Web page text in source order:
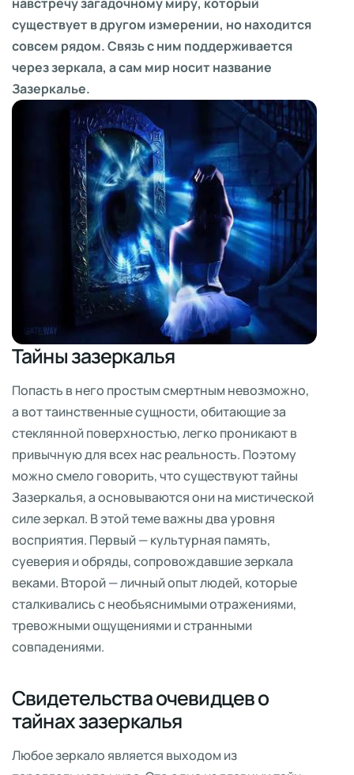
существует в другом измерении, но находится
совсем рядом. Связь с ним поддерживается
через зеркала, а сам мир носит название
Зазеркалье.
Тайны зазеркалья
Попасть в него простым смертным невозможно,
а вот таинственные сущности, обитающие за
стеклянной поверхностью, легко проникают в
привычную для всех нас реальность. Поэтому
можно смело говорить, что существуют тайны
Зазеркалья, а основываются они на мистической
силе зеркал. В этой теме важны два уровня
восприятия. Первый — культурная память,
суеверия и обряды, сопровождавшие зеркала
веками. Второй — личный опыт людей, которые
сталкивались с необъяснимыми отражениями,
тревожными ощущениями и странными
совпадениями.
Свидетельства очевидцев о
тайнах зазеркалья
Любое зеркало является выходом из